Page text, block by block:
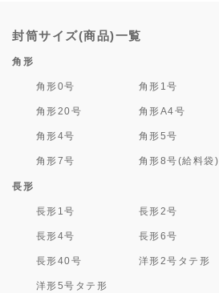
封筒サイズ(商品)一覧
角形
角形0号 角形1号
角形20号 角形A4号
角形4号 角形5号
角形7号 角形8号(給料袋)
長形
長形1号 長形2号
長形4号 長形6号
長形40号 洋形2号タテ形
洋形5号タテ形